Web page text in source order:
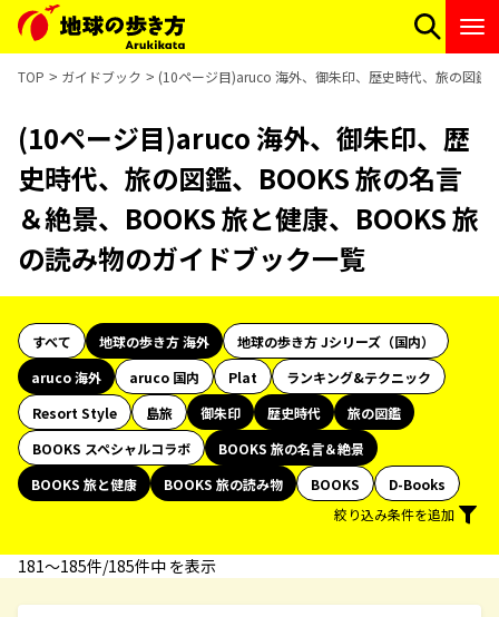
TOP ガイドブック (10ページ目)aruco 海外、御朱印、歴史時代、旅の図鑑
(10ページ目)aruco 海外、御朱印、歴
史時代、旅の図鑑、BOOKS 旅の名言
＆絶景、BOOKS 旅と健康、BOOKS 旅
の読み物のガイドブック一覧
すべて 地球の歩き方 海外
地球の歩き方 Jシリーズ（国内）
aruco 海外
aruco 国内 Plat
ランキング&テクニック
Resort Style
島旅 御朱印 歴史時代
旅の図鑑
BOOKS スペシャルコラボ
BOOKS 旅の名言＆絶景
BOOKS 旅と健康
BOOKS 旅の読み物 BOOKS
D-Books
絞り込み条件を追加
181〜185件/185件中 を表示